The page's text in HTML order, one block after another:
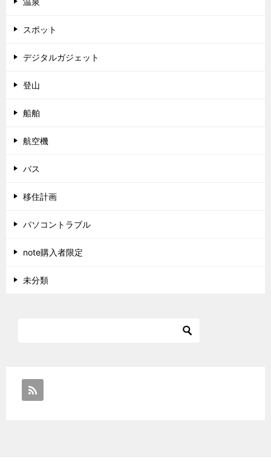
スポット
デジタルガジェット
登山
船舶
航空機
バス
移住計画
パソコントラブル
note購入者限定
未分類